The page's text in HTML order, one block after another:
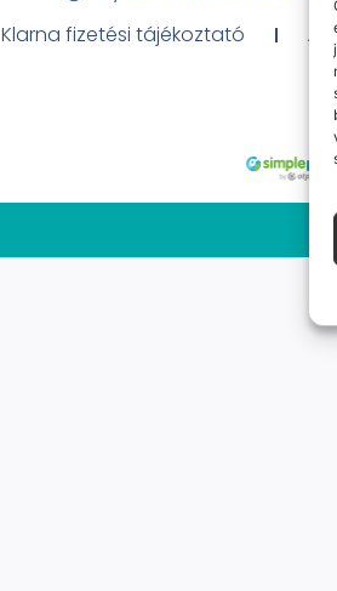
Klarna fizetési tájékoztató